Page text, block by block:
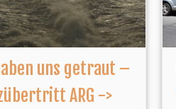
uns getraut –
ARG ->